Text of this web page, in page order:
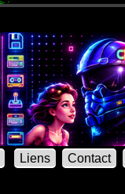
Liens Contact